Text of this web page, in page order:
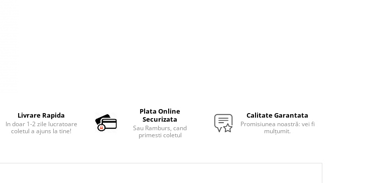
Livrare Rapida
In doar 1-2 zile lucratoare
coletul a ajuns la tine!
Plata Online
Securizata
Sau Ramburs, cand
primesti coletul
Calitate Garantata
Promisiunea noastră: vei fi
mulțumit.